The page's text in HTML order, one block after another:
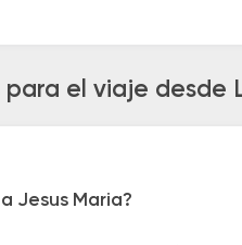
el viaje desde
Jesus Maria?